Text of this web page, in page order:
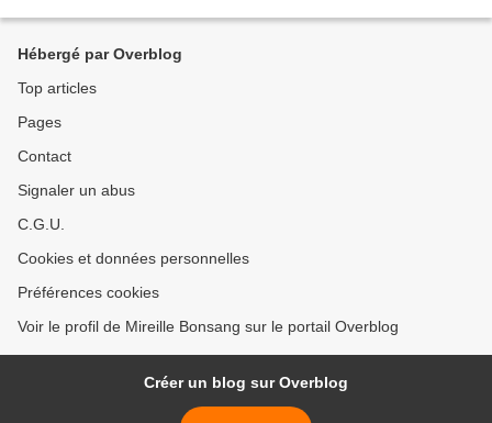
Hébergé par Overblog
Top articles
Pages
Contact
Signaler un abus
C.G.U.
Cookies et données personnelles
Préférences cookies
Voir le profil de Mireille Bonsang sur le portail Overblog
Créer un blog sur Overblog